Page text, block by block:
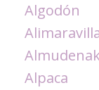
Algodón
Alpaca